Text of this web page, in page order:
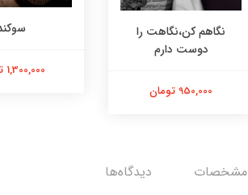
نگاهم کن،نگاهت را
دوست دارم
950,000 تومان
1,300,000 تومان
مشخصات دیدگاه‌ها